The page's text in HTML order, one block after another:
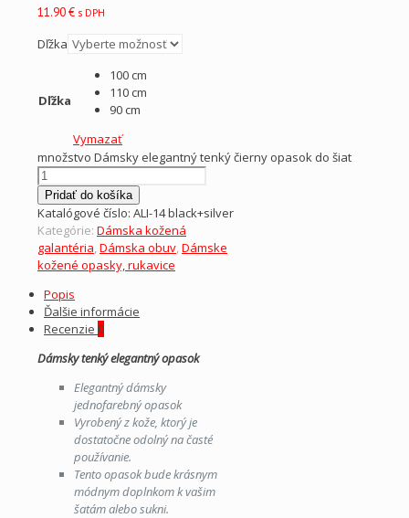
11.90€ s DPH
Dľžka
Dľžka
100 cm
110 cm
90 cm
Vymazať
množstvo Dámsky elegantný tenký čierny opasok do šiat
Pridať do košíka
Katalógové číslo: ALI-14 black+silver
Kategórie: Dámska kožená
galantéria,Dámska obuv,Dámske
kožené opasky, rukavice
Popis
Ďalšie informácie
Recenzie 0
Dámsky tenký elegantný opasok
Elegantný dámsky
jednofarebný opasok
Vyrobený z kože, ktorý je
dostatočne odolný na časté
používanie.
Tento opasok bude krásnym
módnym doplnkom k vašim
šatám alebo sukni.